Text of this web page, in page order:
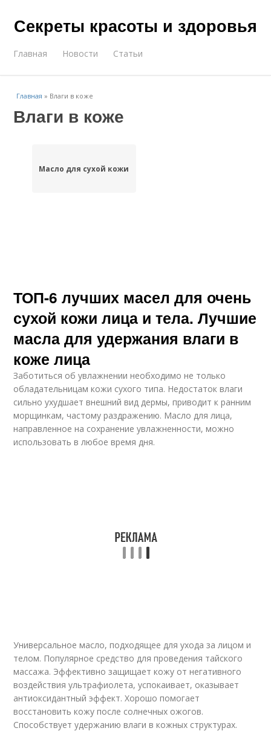
Секреты красоты и здоровья
Главная Новости Статьи
Главная » Влаги в коже
Влаги в коже
Масло для сухой кожи
ТОП-6 лучших масел для очень
сухой кожи лица и тела. Лучшие
масла для удержания влаги в
коже лица
Заботиться об увлажнении необходимо не только
обладательницам кожи сухого типа. Недостаток влаги
сильно ухудшает внешний вид дермы, приводит к ранним
морщинкам, частому раздражению. Масло для лица,
направленное на сохранение увлажненности, можно
использовать в любое время дня.
Универсальное масло, подходящее для ухода за лицом и
телом. Популярное средство для проведения тайского
массажа. Эффективно защищает кожу от негативного
воздействия ультрафиолета, успокаивает, оказывает
антиоксидантный эффект. Хорошо помогает
восстановить кожу после солнечных ожогов.
Способствует удержанию влаги в кожных структурах.